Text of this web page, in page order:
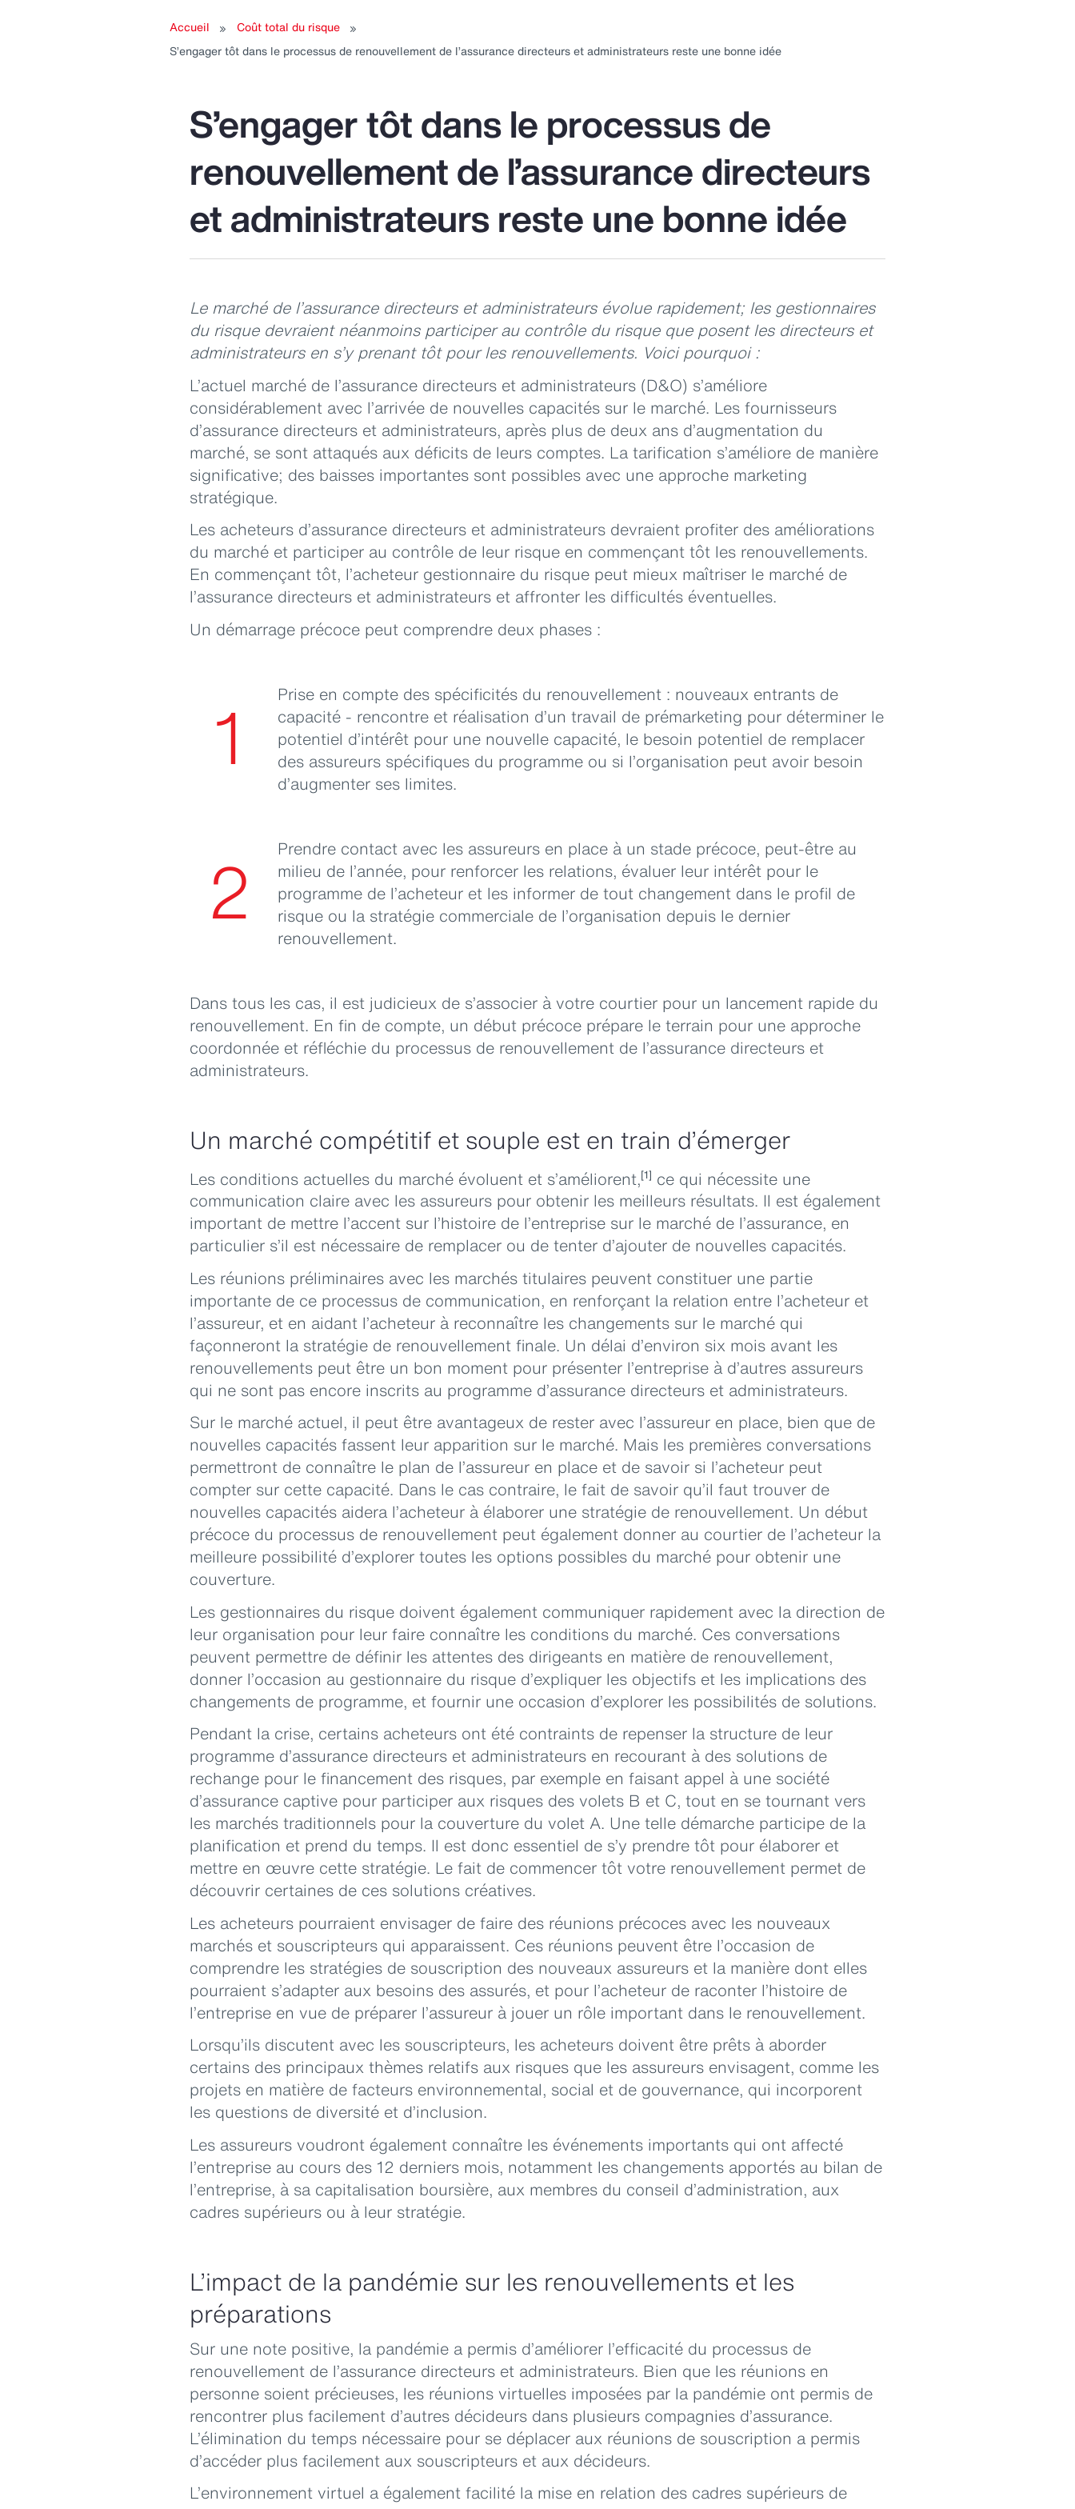
for:
Finances
Ressources
Placements
Solutions
Gestion
Accueil
Coût total du risque
S’engager tôt dans le processus de renouvellement de l’assurance directeurs et administrateurs reste une bonne idée
S’engager tôt dans le processus de
renouvellement de l’assurance directeurs
et administrateurs reste une bonne idée
Le marché de l’assurance directeurs et administrateurs évolue rapidement; les gestionnaires
du risque devraient néanmoins participer au contrôle du risque que posent les directeurs et
administrateurs en s’y prenant tôt pour les renouvellements. Voici pourquoi :
L’actuel marché de l’assurance directeurs et administrateurs (D&O) s’améliore
considérablement avec l’arrivée de nouvelles capacités sur le marché. Les fournisseurs
d’assurance directeurs et administrateurs, après plus de deux ans d’augmentation du
marché, se sont attaqués aux déficits de leurs comptes. La tarification s’améliore de manière
significative; des baisses importantes sont possibles avec une approche marketing
stratégique.
Les acheteurs d’assurance directeurs et administrateurs devraient profiter des améliorations
du marché et participer au contrôle de leur risque en commençant tôt les renouvellements.
En commençant tôt, l’acheteur gestionnaire du risque peut mieux maîtriser le marché de
l’assurance directeurs et administrateurs et affronter les difficultés éventuelles.
Un démarrage précoce peut comprendre deux phases :
1
Prise en compte des spécificités du renouvellement : nouveaux entrants de
capacité - rencontre et réalisation d’un travail de prémarketing pour déterminer le
potentiel d’intérêt pour une nouvelle capacité, le besoin potentiel de remplacer
des assureurs spécifiques du programme ou si l’organisation peut avoir besoin
d’augmenter ses limites.
2
Prendre contact avec les assureurs en place à un stade précoce, peut-être au
milieu de l’année, pour renforcer les relations, évaluer leur intérêt pour le
programme de l’acheteur et les informer de tout changement dans le profil de
risque ou la stratégie commerciale de l’organisation depuis le dernier
renouvellement.
Dans tous les cas, il est judicieux de s’associer à votre courtier pour un lancement rapide du
renouvellement. En fin de compte, un début précoce prépare le terrain pour une approche
coordonnée et réfléchie du processus de renouvellement de l’assurance directeurs et
administrateurs.
Un marché compétitif et souple est en train d’émerger
Les conditions actuelles du marché évoluent et s’améliorent,[1] ce qui nécessite une
communication claire avec les assureurs pour obtenir les meilleurs résultats. Il est également
important de mettre l’accent sur l’histoire de l’entreprise sur le marché de l’assurance, en
particulier s’il est nécessaire de remplacer ou de tenter d’ajouter de nouvelles capacités.
Les réunions préliminaires avec les marchés titulaires peuvent constituer une partie
importante de ce processus de communication, en renforçant la relation entre l’acheteur et
l’assureur, et en aidant l’acheteur à reconnaître les changements sur le marché qui
façonneront la stratégie de renouvellement finale. Un délai d’environ six mois avant les
renouvellements peut être un bon moment pour présenter l’entreprise à d’autres assureurs
qui ne sont pas encore inscrits au programme d’assurance directeurs et administrateurs.
Sur le marché actuel, il peut être avantageux de rester avec l’assureur en place, bien que de
nouvelles capacités fassent leur apparition sur le marché. Mais les premières conversations
permettront de connaître le plan de l’assureur en place et de savoir si l’acheteur peut
compter sur cette capacité. Dans le cas contraire, le fait de savoir qu’il faut trouver de
nouvelles capacités aidera l’acheteur à élaborer une stratégie de renouvellement. Un début
précoce du processus de renouvellement peut également donner au courtier de l’acheteur la
meilleure possibilité d’explorer toutes les options possibles du marché pour obtenir une
couverture.
Les gestionnaires du risque doivent également communiquer rapidement avec la direction de
leur organisation pour leur faire connaître les conditions du marché. Ces conversations
peuvent permettre de définir les attentes des dirigeants en matière de renouvellement,
donner l’occasion au gestionnaire du risque d’expliquer les objectifs et les implications des
changements de programme, et fournir une occasion d’explorer les possibilités de solutions.
Pendant la crise, certains acheteurs ont été contraints de repenser la structure de leur
programme d’assurance directeurs et administrateurs en recourant à des solutions de
rechange pour le financement des risques, par exemple en faisant appel à une société
d’assurance captive pour participer aux risques des volets B et C, tout en se tournant vers
les marchés traditionnels pour la couverture du volet A. Une telle démarche participe de la
planification et prend du temps. Il est donc essentiel de s’y prendre tôt pour élaborer et
mettre en œuvre cette stratégie. Le fait de commencer tôt votre renouvellement permet de
découvrir certaines de ces solutions créatives.
Les acheteurs pourraient envisager de faire des réunions précoces avec les nouveaux
marchés et souscripteurs qui apparaissent. Ces réunions peuvent être l’occasion de
comprendre les stratégies de souscription des nouveaux assureurs et la manière dont elles
pourraient s’adapter aux besoins des assurés, et pour l’acheteur de raconter l’histoire de
l’entreprise en vue de préparer l’assureur à jouer un rôle important dans le renouvellement.
Lorsqu’ils discutent avec les souscripteurs, les acheteurs doivent être prêts à aborder
certains des principaux thèmes relatifs aux risques que les assureurs envisagent, comme les
projets en matière de facteurs environnemental, social et de gouvernance, qui incorporent
les questions de diversité et d’inclusion.
Les assureurs voudront également connaître les événements importants qui ont affecté
l’entreprise au cours des 12 derniers mois, notamment les changements apportés au bilan de
l’entreprise, à sa capitalisation boursière, aux membres du conseil d’administration, aux
cadres supérieurs ou à leur stratégie.
L’impact de la pandémie sur les renouvellements et les
préparations
Sur une note positive, la pandémie a permis d’améliorer l’efficacité du processus de
renouvellement de l’assurance directeurs et administrateurs. Bien que les réunions en
personne soient précieuses, les réunions virtuelles imposées par la pandémie ont permis de
rencontrer plus facilement d’autres décideurs dans plusieurs compagnies d’assurance.
L’élimination du temps nécessaire pour se déplacer aux réunions de souscription a permis
d’accéder plus facilement aux souscripteurs et aux décideurs.
L’environnement virtuel a également facilité la mise en relation des cadres supérieurs de